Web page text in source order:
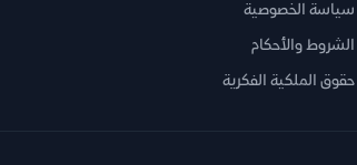
سياسة الخصوصية
الشروط والأحكام
حقوق الملكية الفكرية